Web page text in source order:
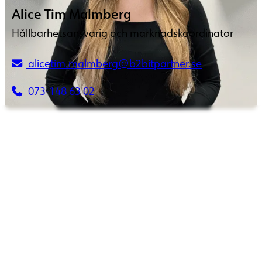
Alice Tim Malmberg
Hållbarhetsansvarig och marknadskoordinator
alicetim.malmberg@b2bitpartner.se
073-148 63 02